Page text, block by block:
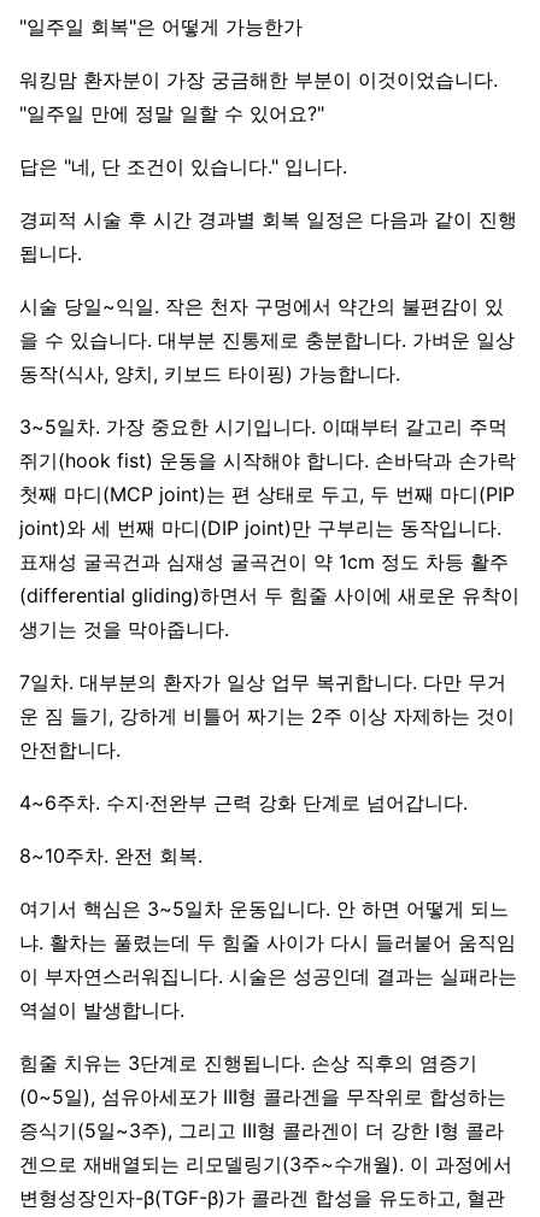
"일주일 회복"은 어떻게 가능한가
워킹맘 환자분이 가장 궁금해한 부분이 이것이었습니다.
"일주일 만에 정말 일할 수 있어요?"
답은 "네, 단 조건이 있습니다." 입니다.
경피적 시술 후 시간 경과별 회복 일정은 다음과 같이 진행
됩니다.
시술 당일~익일. 작은 천자 구멍에서 약간의 불편감이 있
을 수 있습니다. 대부분 진통제로 충분합니다. 가벼운 일상
동작(식사, 양치, 키보드 타이핑) 가능합니다.
3~5일차. 가장 중요한 시기입니다. 이때부터 갈고리 주먹
쥐기(hook fist) 운동을 시작해야 합니다. 손바닥과 손가락
첫째 마디(MCP joint)는 편 상태로 두고, 두 번째 마디(PIP
joint)와 세 번째 마디(DIP joint)만 구부리는 동작입니다.
표재성 굴곡건과 심재성 굴곡건이 약 1cm 정도 차등 활주
(differential gliding)하면서 두 힘줄 사이에 새로운 유착이
생기는 것을 막아줍니다.
7일차. 대부분의 환자가 일상 업무 복귀합니다. 다만 무거
운 짐 들기, 강하게 비틀어 짜기는 2주 이상 자제하는 것이
안전합니다.
4~6주차. 수지·전완부 근력 강화 단계로 넘어갑니다.
8~10주차. 완전 회복.
여기서 핵심은 3~5일차 운동입니다. 안 하면 어떻게 되느
냐. 활차는 풀렸는데 두 힘줄 사이가 다시 들러붙어 움직임
이 부자연스러워집니다. 시술은 성공인데 결과는 실패라는
역설이 발생합니다.
힘줄 치유는 3단계로 진행됩니다. 손상 직후의 염증기
(0~5일), 섬유아세포가 III형 콜라겐을 무작위로 합성하는
증식기(5일~3주), 그리고 III형 콜라겐이 더 강한 I형 콜라
겐으로 재배열되는 리모델링기(3주~수개월). 이 과정에서
변형성장인자-β(TGF-β)가 콜라겐 합성을 유도하고, 혈관